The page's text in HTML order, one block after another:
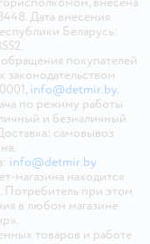
Дата внесения
Беларусь:
покупателей
info@detmir.by.
по режиму работы
и безналичный
самовывоз
info@detmir.by
магазина находится
при этом
в любом магазине
товаров и работе